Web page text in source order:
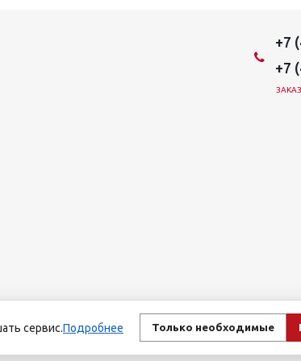
+7
+7
и ни при каких условиях не является публичной
информации о наличии и стоимости указанных товаров и
сервис.Подробнее Только необходимые